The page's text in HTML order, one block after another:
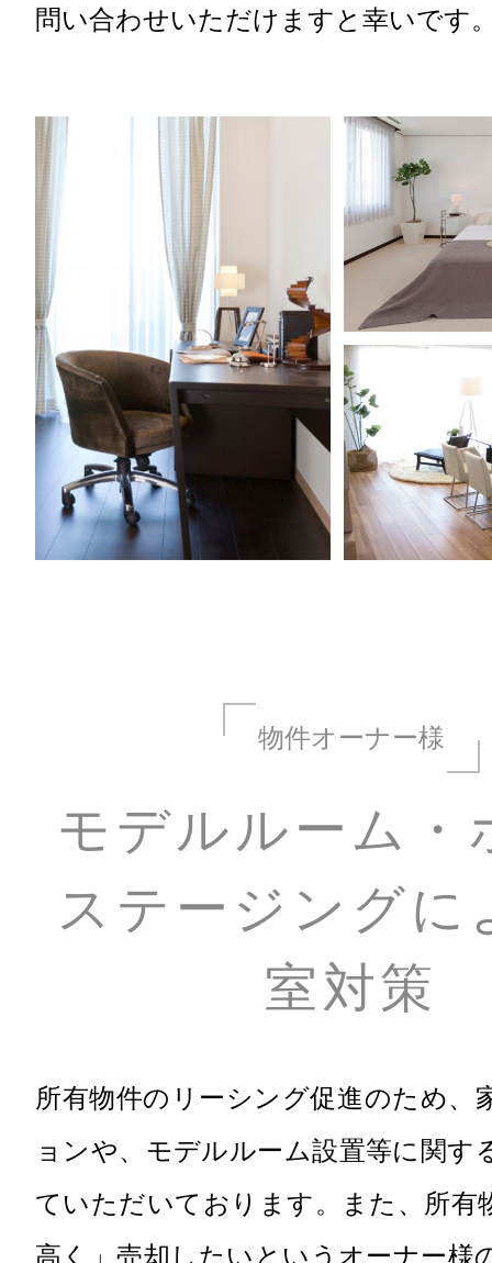
問い合わせいただけますと幸いです
物件オーナー様
モデルルーム・
ステージングに
室対策
所有物件のリーシング促進のため、
ョンや、モデルルーム設置等に関す
ていただいております。また、所有
高く」売却したいというオーナー様